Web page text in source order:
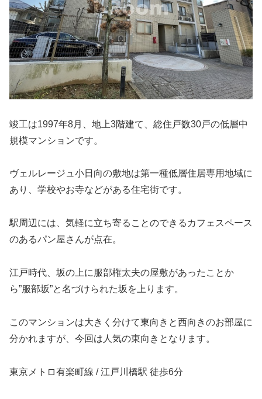
竣工は1997年8月、地上3階建て、総住戸数30戸の低層中
規模マンションです。
ヴェルレージュ小日向の敷地は第一種低層住居専用地域に
あり、学校やお寺などがある住宅街です。
駅周辺には、気軽に立ち寄ることのできるカフェスペース
のあるパン屋さんが点在。
江戸時代、坂の上に服部権太夫の屋敷があったことか
ら”服部坂”と名づけられた坂を上ります。
このマンションは大きく分けて東向きと西向きのお部屋に
分かれますが、今回は人気の東向きとなります。
東京メトロ有楽町線 / 江戸川橋駅 徒歩6分